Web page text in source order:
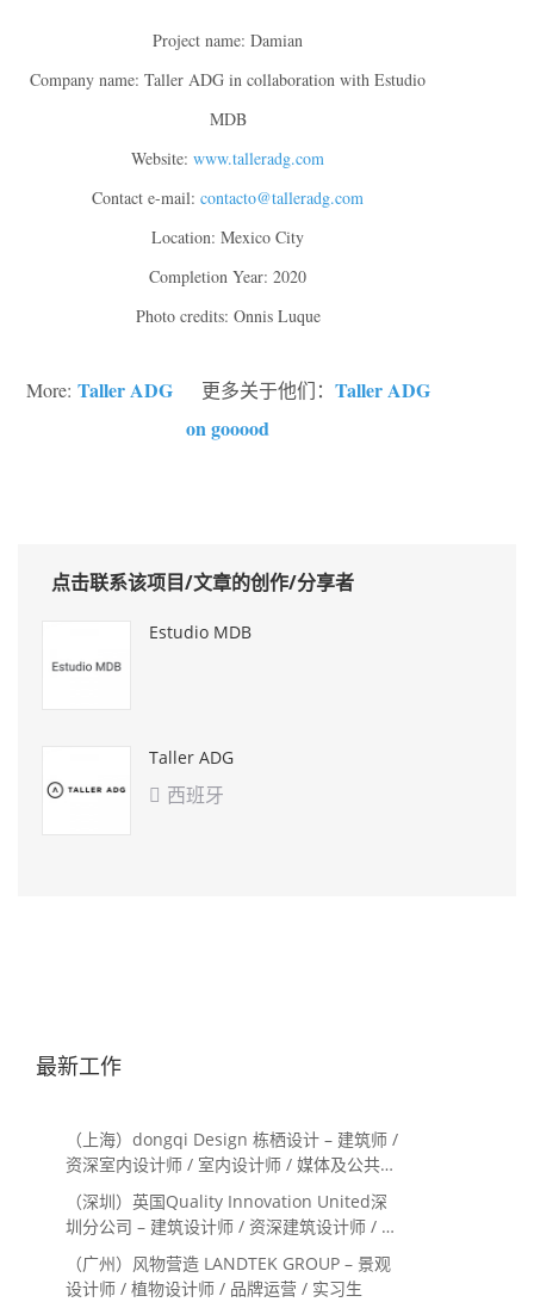
Project name: Damian
Company name: Taller ADG in collaboration with Estudio
MDB
Website: www.talleradg.com
Contact e-mail: contacto@talleradg.com
Location: Mexico City
Completion Year: 2020
Photo credits: Onnis Luque
More: Taller ADG更多关于他们： Taller ADG
on gooood
点击联系该项目/文章的创作/分享者
Estudio MDB
Taller ADG
 西班牙
最新工作
（上海）dongqi Design 栋栖设计 – 建筑师 /
资深室内设计师 / 室内设计师 / 媒体及公共关
系主管 / 设计实习生（常年招聘）
（深圳）英国Quality Innovation United深
圳分公司 – 建筑设计师 / 资深建筑设计师 / 室
内设计师 / 设计实习生
（广州）风物营造 LANDTEK GROUP – 景观
设计师 / 植物设计师 / 品牌运营 / 实习生